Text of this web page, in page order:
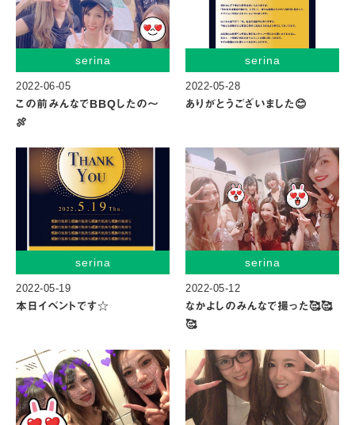
serina
2022-06-05
この前みんなでBBQしたの〜
🍖
serina
2022-05-28
ありがとうございました😊
serina
2022-05-19
本日イベントです☆
serina
2022-05-12
なかよしのみんなで撮った🥰🥰
🥰